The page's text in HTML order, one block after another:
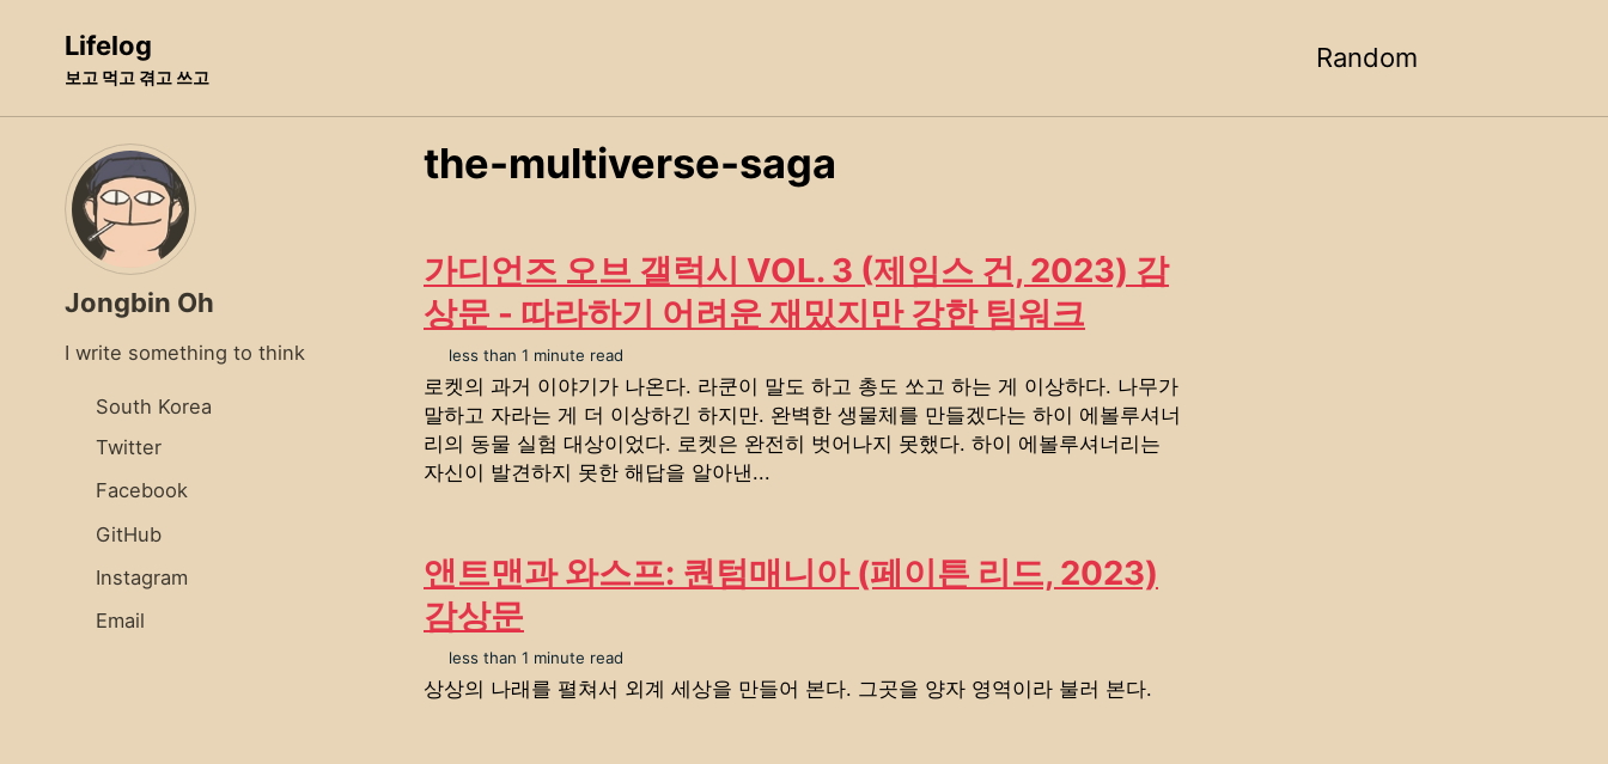
navigation
Lifelog
보고 먹고 겪고 쓰고
Random
Jongbin Oh
I write something to think
South Korea
Twitter
Facebook
GitHub
Instagram
Email
the-multiverse-saga
가디언즈 오브 갤럭시 VOL. 3 (제임스 건, 2023) 감
상문 - 따라하기 어려운 재밌지만 강한 팀워크
less than 1 minute read
로켓의 과거 이야기가 나온다. 라쿤이 말도 하고 총도 쏘고 하는 게 이상하다. 나무가
말하고 자라는 게 더 이상하긴 하지만. 완벽한 생물체를 만들겠다는 하이 에볼루셔너
리의 동물 실험 대상이었다. 로켓은 완전히 벗어나지 못했다. 하이 에볼루셔너리는
자신이 발견하지 못한 해답을 알아낸...
앤트맨과 와스프: 퀀텀매니아 (페이튼 리드, 2023)
감상문
less than 1 minute read
상상의 나래를 펼쳐서 외계 세상을 만들어 본다. 그곳을 양자 영역이라 불러 본다.